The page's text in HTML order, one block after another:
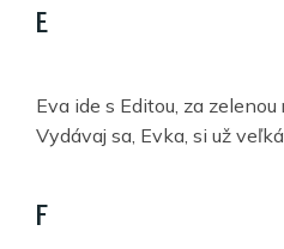
E
Eva ide s Editou, za zelenou
Vydávaj sa, Evka, si už
F